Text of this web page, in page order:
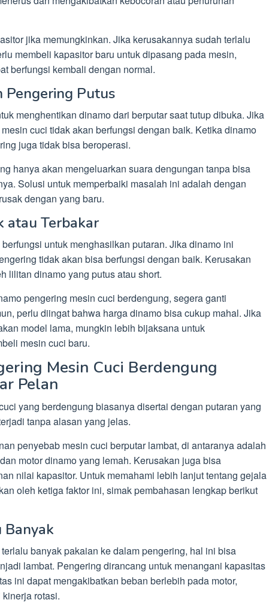
jika memungkinkan. Jika kerusakannya sudah terlalu
membeli kapasitor baru untuk dipasang pada mesin,
berfungsi kembali dengan normal.
Pengering Putus
menghentikan dinamo dari berputar saat tutup dibuka. Jika
cuci tidak akan berfungsi dengan baik. Ketika dinamo
juga tidak bisa beroperasi.
hanya akan mengeluarkan suara dengungan tanpa bisa
Solusi untuk memperbaiki masalah ini adalah dengan
dengan yang baru.
atau Terbakar
untuk menghasilkan putaran. Jika dinamo ini
tidak akan bisa berfungsi dengan baik. Kerusakan
lilitan dinamo yang putus atau short.
pengering mesin cuci berdengung, segera ganti
perlu diingat bahwa harga dinamo bisa cukup mahal. Jika
model lama, mungkin lebih bijaksana untuk
mesin cuci baru.
Mesin Cuci Berdengung
Pelan
yang berdengung biasanya disertai dengan putaran yang
tanpa alasan yang jelas.
penyebab mesin cuci berputar lambat, di antaranya adalah
motor dinamo yang lemah. Kerusakan juga bisa
nilai kapasitor. Untuk memahami lebih lanjut tentang gejala
oleh ketiga faktor ini, simak pembahasan lengkap berikut
Banyak
banyak pakaian ke dalam pengering, hal ini bisa
lambat. Pengering dirancang untuk menangani kapasitas
ini dapat mengakibatkan beban berlebih pada motor,
rotasi.